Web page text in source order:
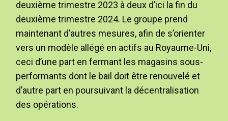
deuxième trimestre 2023 à deux d’ici la fin du
deuxième trimestre 2024. Le groupe prend
maintenant d’autres mesures, afin de s’orienter
vers un modèle allégé en actifs au Royaume-Uni,
ceci d’une part en fermant les magasins sous-
performants dont le bail doit être renouvelé et
d’autre part en poursuivant la décentralisation
des opérations.